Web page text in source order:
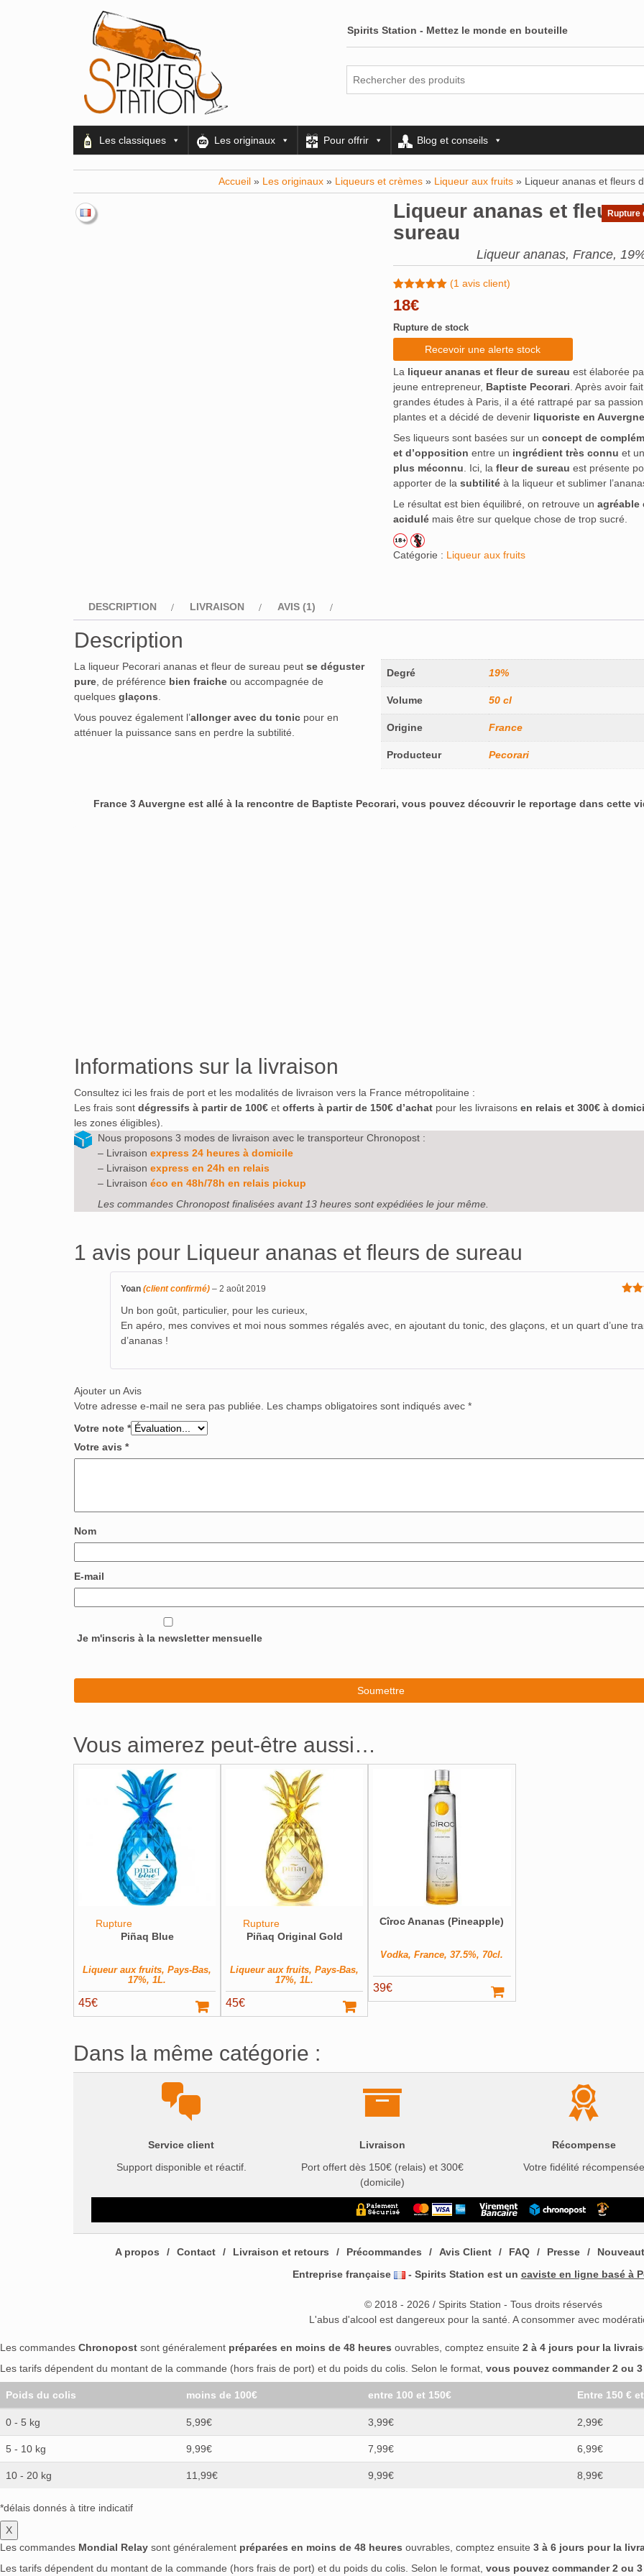
Spirits Station - Mettez le monde en bouteille
Les classiques Les originaux Pour offrir Blog et conseils
Accueil » Les originaux » Liqueurs et crèmes » Liqueur aux fruits » Liqueur ananas et fleurs
Liqueur ananas et fleurs
sureau
Liqueur ananas, France,
Noté5.00
sur 5
1
notation
client
(1 avis client)
18€
Rupture
Rupture de stock
Recevoir une alerte stock
La liqueur ananas et fleur de sureau est élaborée
jeune entrepreneur, Baptiste Pecorari . Après avoir
grandes études à Paris, il a été rattrapé par sa
plantes et a décidé de devenir liquoriste en Auvergne
Ses liqueurs sont basées sur un concept de
et d’opposition entre un ingrédient très connu et un
plus méconnu . Ici, la fleur de sureau est présente
apporter de la subtilitéà la liqueur et sublimer
Le résultat est bien équilibré, on retrouve un agréable
acidulémais être sur quelque chose de trop sucré.
Catégorie : Liqueur aux fruits
DESCRIPTION LIVRAISON AVIS (1)
Description
Degré 19%
Volume 50 cl
Origine France
Producteur Pecorari
La liqueur Pecorari ananas et fleur de sureau peut se déguster
pure , de préférence bien fraiche ou accompagnée de
quelques glaçons
Vous pouvez également l’allonger avec du tonic pour en
atténuer la puissance sans en perdre la subtilité.
France 3 Auvergne est allé à la rencontre de Baptiste Pecorari, vous pouvez découvrir le reportage dans cette
Informations sur la livraison
Consultez ici les frais de port et les modalités de livraison vers la France métropolitaine :
Les frais sont dégressifs à partir de 100€ et offerts à partir de 150€ d’achat pour les livraisons en relais et 300€ à
les zones éligibles).
Nous proposons 3 modes de livraison avec le transporteur Chronopost :
– Livraison express 24 heures à domicile
– Livraison express en 24h en relais
– Livraison éco en 48h/78h en relais pickup
Les commandes Chronopost finalisées avant 13 heures sont expédiées le jour même.
1 avis pour Liqueur ananas et fleurs de sureau
Yoan (client confirmé) – 2 août 2019
Un bon goût, particulier, pour les curieux,
En apéro, mes convives et moi nous sommes régalés avec, en ajoutant du tonic, des glaçons, et un quart d’une
d’ananas !
Ajouter un Avis
Votre adresse e-mail ne sera pas publiée.
Les champs obligatoires sont indiqués avec *
Votre note *
Votre avis *
Nom
E-mail
Je m'inscris à la newsletter mensuelle
Vous aimerez peut-être aussi…
Rupture
Piñaq Blue
Liqueur aux fruits, Pays-Bas,
17%, 1L.
45€
Rupture
Piñaq Original Gold
Liqueur aux fruits, Pays-Bas,
17%, 1L.
45€
Cîroc Ananas (Pineapple)
Vodka, France, 37.5%, 70cl.
39€
Dans la même catégorie :
Service client
Support disponible et réactif.
Livraison
Port offert dès 150€ (relais) et 300€
(domicile)
Récompense
Votre fidélité récompensée
A propos Contact Livraison et retours Précommandes Avis Client FAQ Presse
Entreprise française
- Spirits Station est un caviste en ligne basé à
© 2018 - 2026 / Spirits Station - Tous droits réservés
L'abus d'alcool est dangereux pour la santé. A consommer avec
Les commandes Chronopost sont généralement préparées en moins de 48 heures ouvrables, comptez ensuite 2 à 4 jours pour la
Les tarifs dépendent du montant de la commande (hors frais de port) et du poids du colis. Selon le format, vous pouvez commander 2 ou
Poids du colis moins de 100€ entre 100 et 150€ Entre 150 €
0 - 5 kg 5,99€ 3,99€ 2,99€
5 - 10 kg 9,99€ 7,99€ 6,99€
10 - 20 kg 11,99€ 9,99€ 8,99€
*délais donnés à titre indicatif
X
Les commandes Mondial Relay sont généralement préparées en moins de 48 heures ouvrables, comptez ensuite 3 à 6 jours pour la
Les tarifs dépendent du montant de la commande (hors frais de port) et du poids du colis. Selon le format, vous pouvez commander 2 ou